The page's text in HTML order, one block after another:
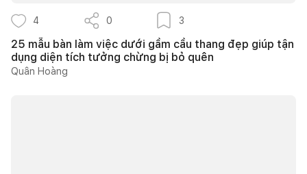
4 0 3
25 mẫu bàn làm việc dưới gầm cầu thang đẹp giúp tận
dụng diện tích tưởng chừng bị bỏ quên
Quân Hoàng